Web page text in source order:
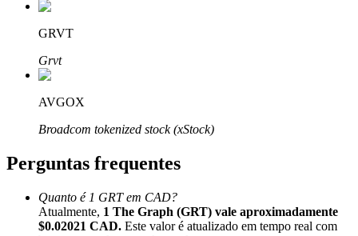
Afiliados Bitrue
Até 65% de comissões!
GRVT
Grvt
AVGOX
Broadcom tokenized stock (xStock)
Perguntas frequentes
Quanto é 1 GRT em CAD?
Atualmente, 1 The Graph (GRT) vale aproximadamente
$0.02021 CAD. Este valor é atualizado em tempo real com